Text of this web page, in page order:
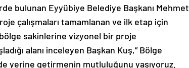
bulunan Eyyübiye Belediye Başkanı Mehmet
çalışmaları tamamlanan ve ilk etap için
sakinlerine vizyonel bir proje
alanı inceleyen Başkan Kuş,” Bölge
yerine getirmenin mutluluğunu yaşıyoruz.